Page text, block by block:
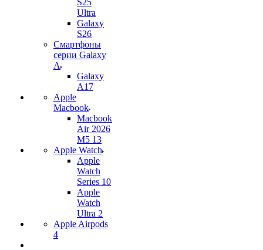
S25
Ultra
Galaxy
S26
Смартфоны
серии Galaxy
A
Galaxy
A17
Apple
Macbook
Macbook
Air 2026
M5 13
Apple Watch
Apple
Watch
Series 10
Apple
Watch
Ultra 2
Apple Airpods
4